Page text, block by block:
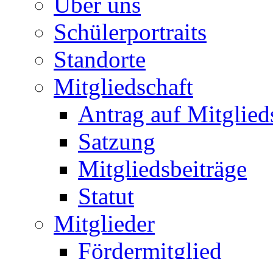
Schülerportraits
Standorte
Mitgliedschaft
Antrag auf
Satzung
Mitgliedsbeiträge
Statut
Mitglieder
Fördermitglied